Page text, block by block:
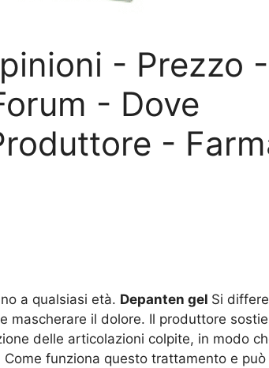
- Prezzo -
- Dove
-
a qualsiasi età. Depanten gel Si
mascherare il dolore. Il produttore
delle articolazioni colpite, in modo
funziona questo trattamento e